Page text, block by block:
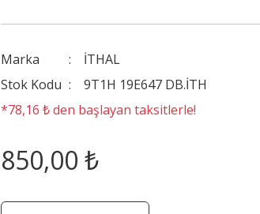
Marka
İTHAL
Stok Kodu
9T1H 19E647 DB.İTH
*78,16 ₺ den başlayan taksitlerle!
850,00 ₺